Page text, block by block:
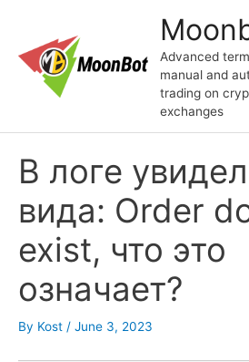
content
Advanced
manual and
trading on
exchanges
В логе
вида: Order
exist, что это
означает?
By Kost / June 3, 2023